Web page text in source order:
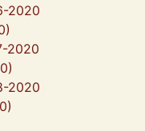
2020
2020
2020